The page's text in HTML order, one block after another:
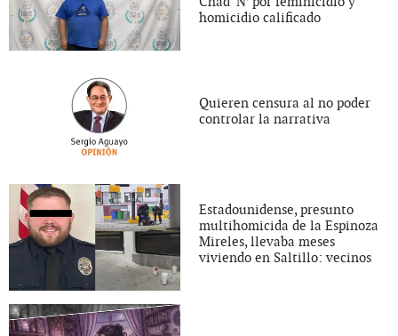
homicidio calificado
Quieren censura al no poder
controlar la narrativa
Estadounidense, presunto
multihomicida de la Espinoza
Mireles, llevaba meses
viviendo en Saltillo: vecinos